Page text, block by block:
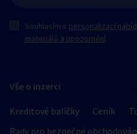
Vše o inzerci
Kreditové balíčky Ceník
Rady pro bezpečné
Souhlasím s personalizací
materiálů a upozornění.